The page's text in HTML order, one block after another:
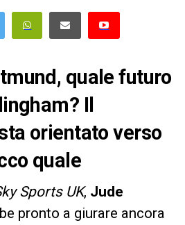
quale futuro
Il
orientato verso
quale
Sports UK, Jude
pronto a giurare ancora